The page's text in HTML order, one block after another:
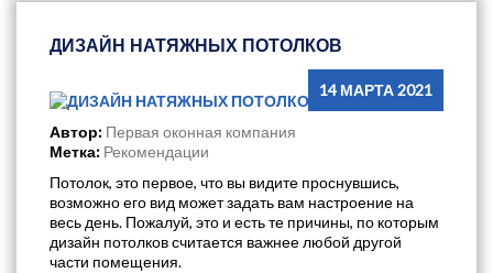
ДИЗАЙН НАТЯЖНЫХ ПОТОЛКОВ
14 МАРТА 2021
Автор: Первая оконная компания
Метка: Рекомендации
Потолок, это первое, что вы видите проснувшись,
возможно его вид может задать вам настроение на
весь день. Пожалуй, это и есть те причины, по которым
дизайн потолков считается важнее любой другой
части помещения.